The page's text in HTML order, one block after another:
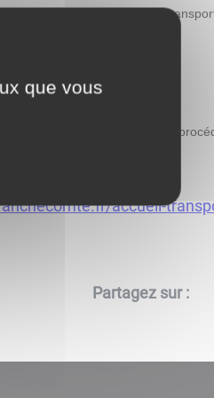
que le site d'inscription aux
scolaires ont l'obligation de
accueil-
Partagez sur :
que vous